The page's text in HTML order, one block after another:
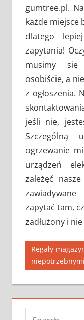
gumtree.pl.
każde miejsce
dlatego
zapytania!
musimy się
osobiście, a
z ogłoszenia.
jeśli nie,
Szczególną
ogrzewanie
urządzeń
zależęć
zapytać tam,
zadłużony i
wpisu
Next
Post:
Regały
niepotrzebnymi